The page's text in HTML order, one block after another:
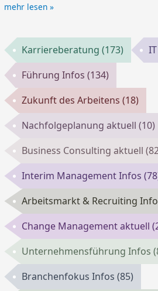
mehr lesen »
Karriereberatung(173)
Führung Infos(134)
Zukunft des Arbeitens(18)
Nachfolgeplanung aktuell(10)
Business Consulting aktuell
Interim Management Infos
Arbeitsmarkt & Recruiting
Change Management aktuell
Unternehmensführung Infos
Branchenfokus Infos(85)